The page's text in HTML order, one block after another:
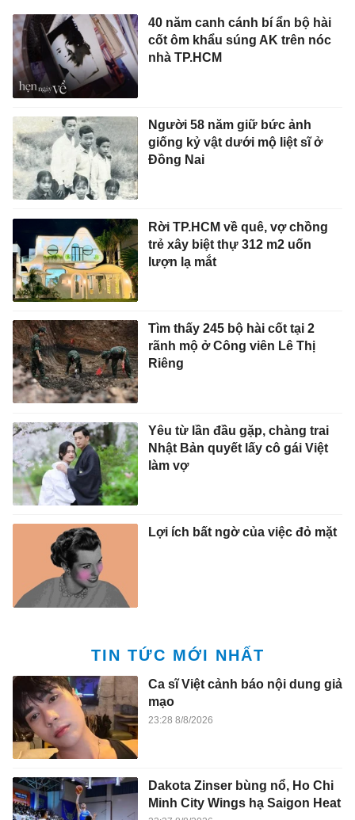
40 năm canh cánh bí ẩn bộ hài
cốt ôm khẩu súng AK trên nóc
nhà TP.HCM
Người 58 năm giữ bức ảnh
giống kỷ vật dưới mộ liệt sĩ ở
Đồng Nai
Rời TP.HCM về quê, vợ chồng
trẻ xây biệt thự 312 m2 uốn
lượn lạ mắt
Tìm thấy 245 bộ hài cốt tại 2
rãnh mộ ở Công viên Lê Thị
Riêng
Yêu từ lần đầu gặp, chàng trai
Nhật Bản quyết lấy cô gái Việt
làm vợ
Lợi ích bất ngờ của việc đỏ mặt
TIN TỨC MỚI NHẤT
Ca sĩ Việt cảnh báo nội dung giả
mạo
23:28 8/8/2026
Dakota Zinser bùng nổ, Ho Chi
Minh City Wings hạ Saigon Heat